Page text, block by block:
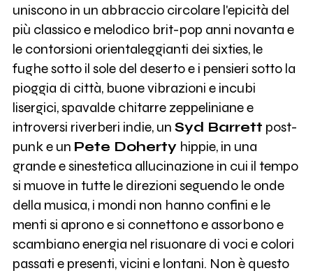
uniscono in un abbraccio circolare l'epicità del
più classico e melodico brit-pop anni novanta e
le contorsioni orientaleggianti dei sixties, le
fughe sotto il sole del deserto e i pensieri sotto la
pioggia di città, buone vibrazioni e incubi
lisergici, spavalde chitarre zeppeliniane e
introversi riverberi indie, un Syd Barrett post-
punk e un Pete Dohertyhippie, in una
grande e sinestetica allucinazione in cui il tempo
si muove in tutte le direzioni seguendo le onde
della musica, i mondi non hanno confini e le
menti si aprono e si connettono e assorbono e
scambiano energia nel risuonare di voci e colori
passati e presenti, vicini e lontani. Non è questo